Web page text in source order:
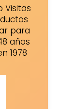
Visitas
para
años
1978